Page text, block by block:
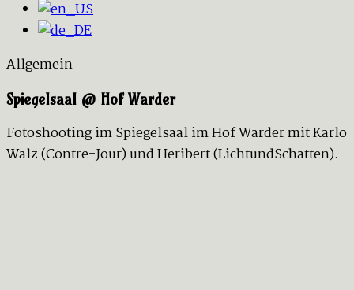
Allgemein
Spiegelsaal @ Hof Warder
Fotoshooting im Spiegelsaal im Hof Warder mit Karlo
Walz (Contre-Jour) und Heribert (LichtundSchatten).